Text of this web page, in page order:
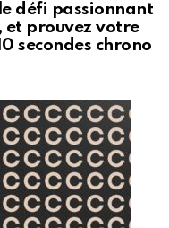
défi passionnant
et prouvez votre
secondes chrono